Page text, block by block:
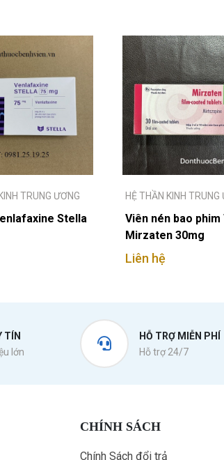
TRUNG ƯƠNG
Stella
HỆ THẦN KINH TRUNG
Viên nén bao phim
Mirzaten 30mg
Liên hệ
TÍN
lớn
HỖ TRỢ MIỄN PHÍ
Hỗ trợ 24/7
CHÍNH SÁCH
Chính Sách đổi trả